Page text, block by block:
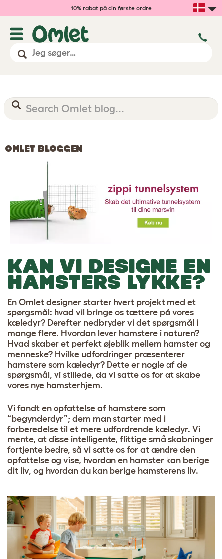
10% rabat på din første ordre
OMLET BLOGGEN
KAN VI DESIGNE EN
HAMSTERS LYKKE?
En Omlet designer starter hvert projekt med et
spørgsmål: hvad vil bringe os tættere på vores
kæledyr? Derefter nedbryder vi det spørgsmål i
mange flere. Hvordan lever hamstere i naturen?
Hvad skaber et perfekt øjeblik mellem hamster og
menneske? Hvilke udfordringer præsenterer
hamstere som kæledyr? Dette er nogle af de
spørgsmål, vi stillede, da vi satte os for at skabe
vores nye hamsterhjem.
Vi fandt en opfattelse af hamstere som
“begynderdyr”; dem man starter med i
forberedelse til et mere udfordrende kæledyr. Vi
mente, at disse intelligente, flittige små skabninger
fortjente bedre, så vi satte os for at ændre den
opfattelse og vise, hvordan en hamster kan berige
dit liv, og hvordan du kan berige hamsterens liv.